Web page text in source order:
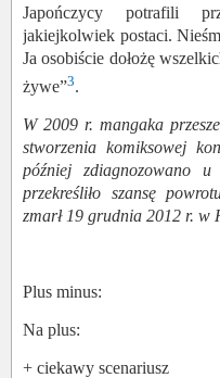
Japończycy potrafili
jakiejkolwiek postaci.
Ja osobiście dołożę
żywe”3.
W 2009 r. mangaka
stworzenia komiksowej
później zdiagnozowano
przekreśliło szansę
zmarł 19 grudnia 2012 r. w
Plus minus:
Na plus:
+ ciekawy scenariusz